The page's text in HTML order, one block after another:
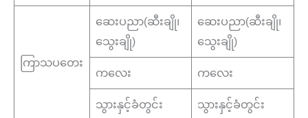
ကြာသပတေး
ဆေးပညာ(ဆီးချို၊
သွေးချို)
ဆေးပညာ(ဆီးချို၊
သွေးချို)
ကလေး ကလေး
သွားနှင့်ခံတွင်း သွားနှင့်ခံတွင်း